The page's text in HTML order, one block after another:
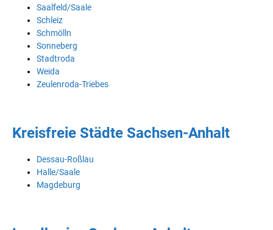
Saalfeld/Saale
Schleiz
Schmölln
Sonneberg
Stadtroda
Weida
Zeulenroda-Triebes
Kreisfreie Städte Sachsen-Anhalt
Dessau-Roßlau
Halle/Saale
Magdeburg